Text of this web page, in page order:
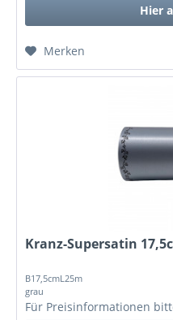
Hier
Merken
Kranz-Supersatin
B17,5cmL25m
grau
Für Preisinformationen